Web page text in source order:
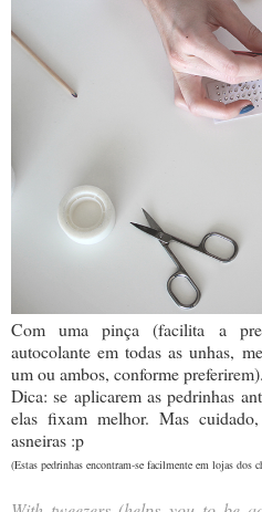
Com uma pinça (facilita a
autocolante em todas as unhas,
um ou ambos, conforme preferirem).
Dica: se aplicarem as pedrinhas
elas fixam melhor. Mas
asneiras :p
(Estas pedrinhas encontram-se facilmente em lojas dos